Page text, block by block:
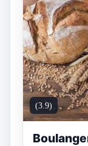
(3.9)